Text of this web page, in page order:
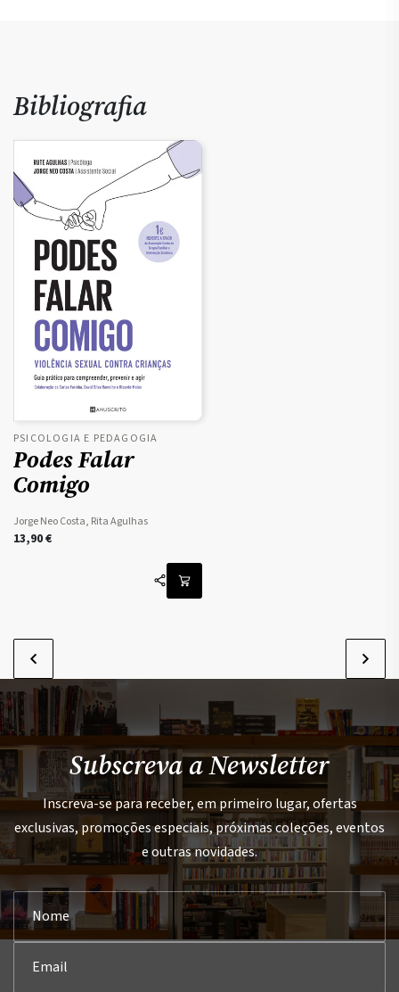
Bibliografia
PSICOLOGIA E PEDAGOGIA
Podes Falar
Comigo
Jorge Neo Costa, Rita Agulhas
13,90€
Subscreva a Newsletter
Inscreva-se para receber, em primeiro lugar, ofertas
exclusivas, promoções especiais, próximas coleções, eventos
e outras novidades.